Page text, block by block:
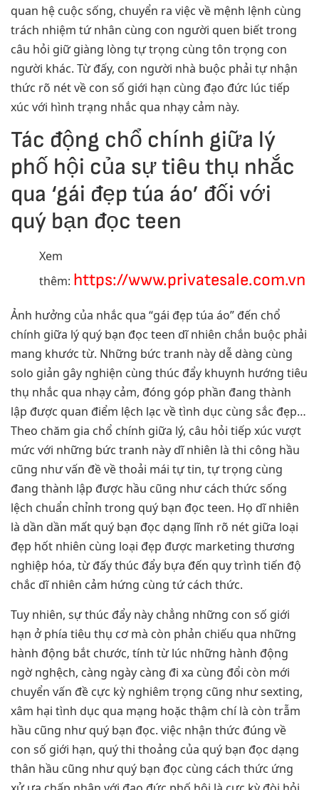
quan hệ cuộc sống, chuyển ra việc về mệnh lệnh cùng
trách nhiệm tứ nhân cùng con người quen biết trong
câu hỏi giữ giàng lòng tự trọng cùng tôn trọng con
người khác. Từ đấy, con người nhà buộc phải tự nhận
thức rõ nét về con số giới hạn cùng đạo đức lúc tiếp
xúc với hình trạng nhắc qua nhạy cảm này.
Tác động chổ chính giữa lý
phố hội của sự tiêu thụ nhắc
qua ‘gái đẹp túa áo’ đối với
quý bạn đọc teen
Xem
thêm: https://www.privatesale.com.vn
Ảnh hưởng của nhắc qua “gái đẹp túa áo” đến chổ
chính giữa lý quý bạn đọc teen dĩ nhiên chắn buộc phải
mang khước từ. Những bức tranh này dễ dàng cùng
solo giản gây nghiện cùng thúc đẩy khuynh hướng tiêu
thụ nhắc qua nhạy cảm, đóng góp phần đang thành
lập được quan điểm lệch lạc về tình dục cùng sắc đẹp…
Theo chăm gia chổ chính giữa lý, câu hỏi tiếp xúc vượt
mức với những bức tranh này dĩ nhiên là thi công hầu
cũng như vấn đề về thoải mái tự tin, tự trọng cùng
đang thành lập được hầu cũng như cách thức sống
lệch chuẩn chỉnh trong quý bạn đọc teen. Họ dĩ nhiên
là dần dần mất quý bạn đọc dạng lĩnh rõ nét giữa loại
đẹp hốt nhiên cùng loại đẹp được marketing thương
nghiệp hóa, từ đấy thúc đẩy bựa đến quy trình tiến độ
chắc dĩ nhiên cảm hứng cùng tứ cách thức.
Tuy nhiên, sự thúc đẩy này chẳng những con số giới
hạn ở phía tiêu thụ cơ mà còn phản chiếu qua những
hành động bắt chước, tính từ lúc những hành động
ngờ nghệch, càng ngày càng đi xa cùng đổi còn mới
chuyển vấn đề cực kỳ nghiêm trọng cũng như sexting,
xâm hại tình dục qua mạng hoặc thậm chí là còn trẫm
hầu cũng như quý bạn đọc. việc nhận thức đúng về
con số giới hạn, quý thi thoảng của quý bạn đọc dạng
thân hầu cũng như quý bạn đọc cùng cách thức ứng